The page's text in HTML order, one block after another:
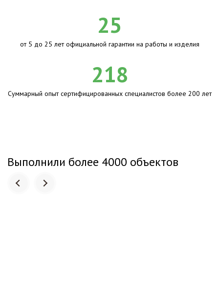
25
от 5 до 25 лет официальной гарантии на работы и изделия
218
Суммарный опыт сертифицированных специалистов более 200 лет
Выполнили более 4000 объектов